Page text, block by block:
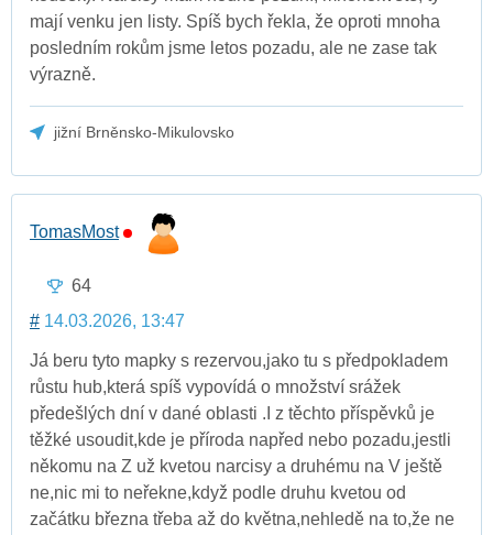
mají venku jen listy. Spíš bych řekla, že oproti mnoha
posledním rokům jsme letos pozadu, ale ne zase tak
výrazně.
jižní Brněnsko-Mikulovsko
TomasMost
64
# 14.03.2026, 13:47
Já beru tyto mapky s rezervou,jako tu s předpokladem
růstu hub,která spíš vypovídá o množství srážek
předešlých dní v dané oblasti .I z těchto příspěvků je
těžké usoudit,kde je příroda napřed nebo pozadu,jestli
někomu na Z už kvetou narcisy a druhému na V ještě
ne,nic mi to neřekne,když podle druhu kvetou od
začátku března třeba až do května,nehledě na to,že ne